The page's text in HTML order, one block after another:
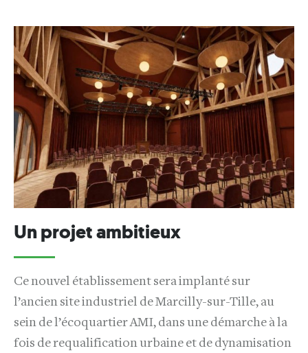
Un projet ambitieux
Ce nouvel établissement sera implanté sur
l’ancien site industriel de Marcilly-sur-Tille, au
sein de l’écoquartier AMI, dans une démarche à la
fois de requalification urbaine et de dynamisation